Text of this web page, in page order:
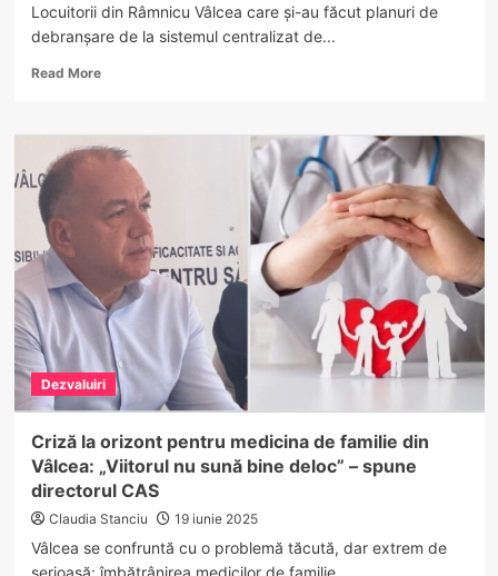
Locuitorii din Râmnicu Vâlcea care și-au făcut planuri de
debranșare de la sistemul centralizat de...
Read MoreRead
Răsturnare
de
situație
la
Râmnicu
Vâlcea:
Debranșările
la
termoficare,
blocate
temporar!
CET
Govora
replica!
Dezvaluiri
Criză la orizont pentru medicina de familie din
Vâlcea: „Viitorul nu sună bine deloc” – spune
directorul CAS
Claudia Stanciu 19 iunie 2025
Vâlcea se confruntă cu o problemă tăcută, dar extrem de
serioasă: îmbătrânirea medicilor de familie....